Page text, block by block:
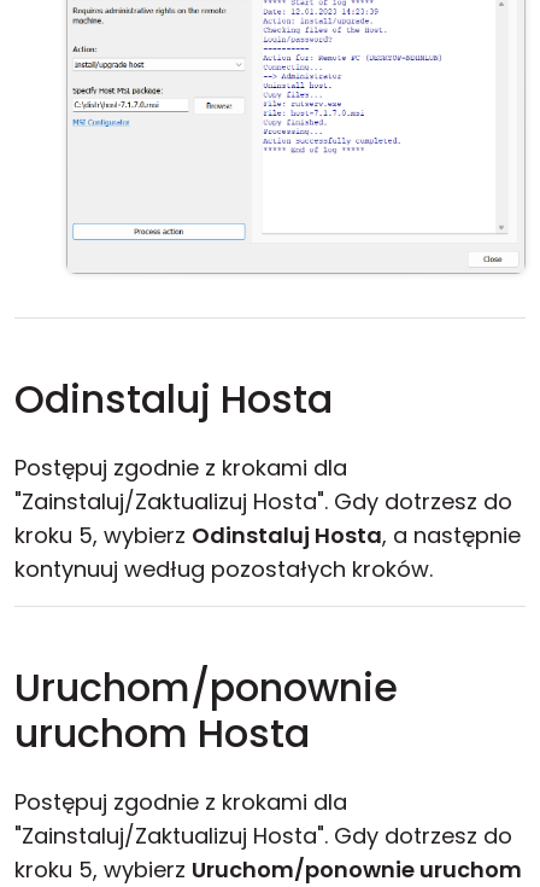
Odinstaluj Hosta
Postępuj zgodnie z krokami dla
"Zainstaluj/Zaktualizuj Hosta". Gdy dotrzesz do
kroku 5, wybierz Odinstaluj Hosta, a następnie
kontynuuj według pozostałych kroków.
Uruchom/ponownie
uruchom Hosta
Postępuj zgodnie z krokami dla
"Zainstaluj/Zaktualizuj Hosta". Gdy dotrzesz do
kroku 5, wybierz Uruchom/ponownie uruchom